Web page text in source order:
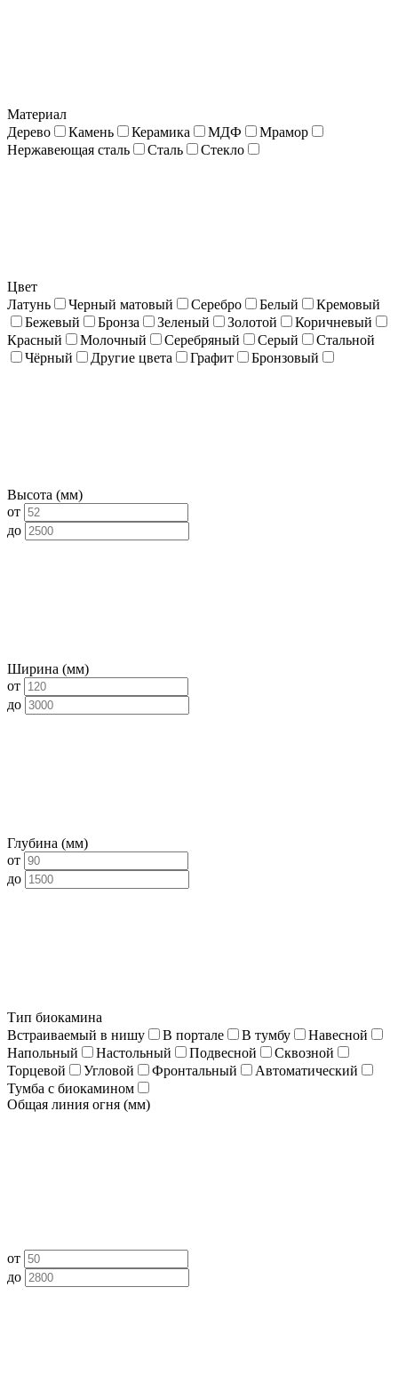
Материал
Дерево
Камень Керамика МДФ
Мрамор
Нержавеющая сталь
Сталь Стекло
Цвет
Латунь
Черный матовый Серебро Белый
Кремовый
Бежевый
Бронза Зеленый Золотой
Коричневый
Красный
Молочный Серебряный Серый
Стальной
Чёрный
Другие цвета Графит Бронзовый
Высота (мм)
от
до
Ширина (мм)
от
до
Глубина (мм)
от
до
Тип биокамина
Встраиваемый в нишу
В портале В тумбу
Навесной
Напольный
Настольный Подвесной
Сквозной
Торцевой
Угловой Фронтальный
Автоматический
Тумба с биокамином
Общая линия огня (мм)
от
до